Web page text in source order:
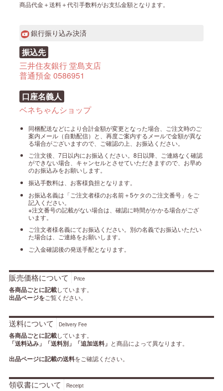
商品代金＋送料＋代引手数料がお支払金額となります。
銀行振り込み決済
振込先
三井住友銀行 堂島支店
普通預金 0586951
口座名義人
ベネちゃんショップ
同梱配送などにより合計金額が変更となった場合、ご注文時のご
案内メール（自動配信）と、再度ご案内するメールで金額が異な
る場合がございますので、ご確認の上、お振込ください。
ご注文後、7日以内にお振込ください。8日以降、ご連絡なく確認
ができない場合、キャンセルとさせていただきますので、お早め
のお振込みをお願いします。
振込手数料は、お客様負担となります。
お振込名義は「ご注文者様のお名前＋5ケタのご注文番号」をご
記入ください。
※注文番号の記載がない場合は、確認に時間がかかる場合がござ
います。
ご注文者様名義にてお振込ください。別の名義でお振込いただい
た場合は、ご連絡をお願いします。
ご入金確認後の発送手配となります。
販売価格について Price
各商品ごとに記載しています。
出品ページをご覧ください。
送料について Delivery Fee
各商品ごとに記載しています。
「送料込み」「送料別」「追加送料」 と商品によって異なります。
出品ページに記載の送料をご確認ください。
領収書について Receipt